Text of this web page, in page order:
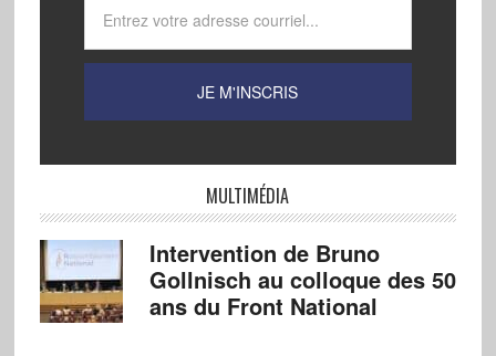
MULTIMÉDIA
Intervention de Bruno
Gollnisch au colloque des 50
ans du Front National